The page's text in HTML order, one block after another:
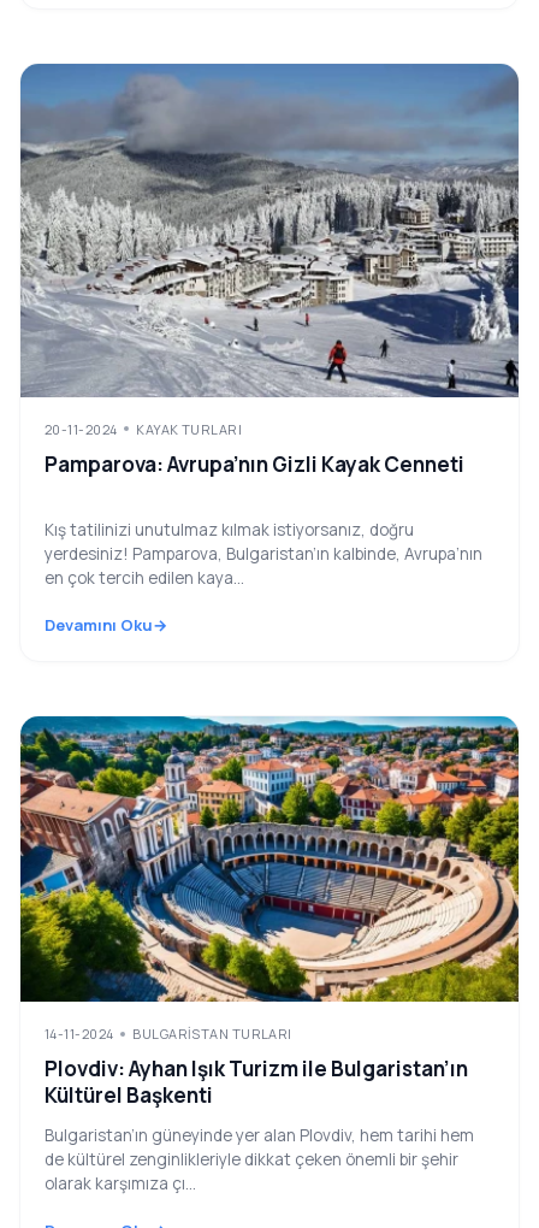
20-11-2024 KAYAK TURLARI
Pamparova: Avrupa’nın Gizli Kayak Cenneti
Kış tatilinizi unutulmaz kılmak istiyorsanız, doğru
yerdesiniz! Pamparova, Bulgaristan’ın kalbinde, Avrupa’nın
en çok tercih edilen kaya...
Devamını Oku
14-11-2024 BULGARISTAN TURLARI
Plovdiv: Ayhan Işık Turizm ile Bulgaristan’ın
Kültürel Başkenti
Bulgaristan’ın güneyinde yer alan Plovdiv, hem tarihi hem
de kültürel zenginlikleriyle dikkat çeken önemli bir şehir
olarak karşımıza çı...